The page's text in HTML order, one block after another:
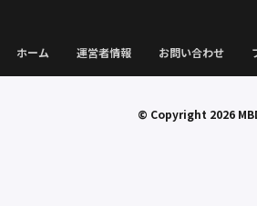
ホーム 運営者情報 お問い合わせ
© Copyright 2026